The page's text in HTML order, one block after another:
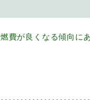
費が良くなる傾向